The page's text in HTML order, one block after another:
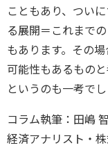
こともあり、つい
る展開＝これまで
もあります。その
可能性もあるもの
というのも一考でし
コラム執筆：田嶋
経済アナリスト・